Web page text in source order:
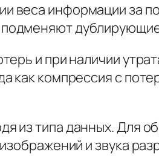
веса информации за
и при наличии
как компрессия с
из типа данных. Для
и звука